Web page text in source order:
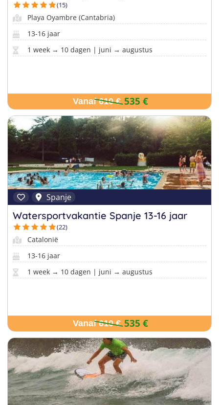
(15)
Playa Oyambre (Cantabria)
13-16 jaar
1 week → 10 dagen | juni → augustus
Vanaf 610 € 535 €
Spanje
Watersportvakantie Spanje 13-16 jaar
(22)
Catalonië
13-16 jaar
1 week → 10 dagen | juni → augustus
Vanaf 610 € 535 €